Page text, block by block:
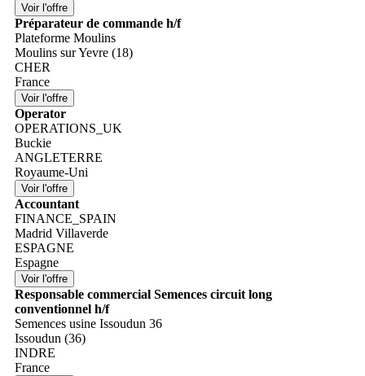
Préparateur de commande h/f
Plateforme Moulins
Moulins sur Yevre (18)
CHER
France
Operator
OPERATIONS_UK
Buckie
ANGLETERRE
Royaume-Uni
Accountant
FINANCE_SPAIN
Madrid Villaverde
ESPAGNE
Espagne
Responsable commercial Semences circuit long
conventionnel h/f
Semences usine Issoudun 36
Issoudun (36)
INDRE
France